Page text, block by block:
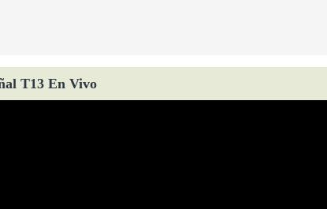
T13 En Vivo